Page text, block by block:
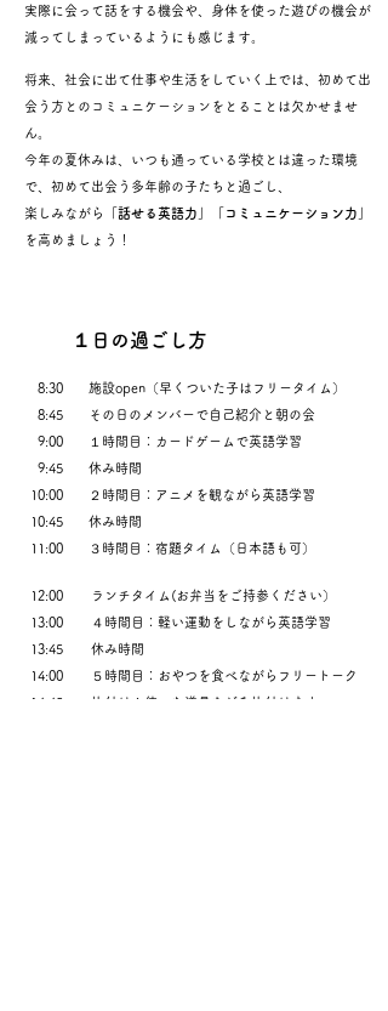
実際に会って話をする機会や、身体を使った遊びの機会が
減ってしまっているようにも感じます。
将来、社会に出て仕事や生活をしていく上では、初めて出
会う方とのコミュニケーションをとることは欠かせませ
ん。
今年の夏休みは、いつも通っている学校とは違った環境
で、初めて出会う多年齢の子たちと過ごし、
楽しみながら
「話せる英語力」「コミュニケーション力」
を高めましょう！
１日の過ごし方
12:00
13:00
13:45
14:00
14:45
ランチタイム(お弁当をご持参ください）
４時間目：軽い運動をしながら英語学習
休み時間
５時間目：おやつを食べながらフリートーク
片付け：使った道具などを片付けます
施設open（早くついた子はフリータイム）
その日のメンバーで自己紹介と朝の会
１時間目：カードゲームで英語学習
休み時間
２時間目：アニメを観ながら英語学習
休み時間
３時間目：宿題タイム（日本語も可）
8:30
8:45
9:00
9:45
10:00
10:45
11:00